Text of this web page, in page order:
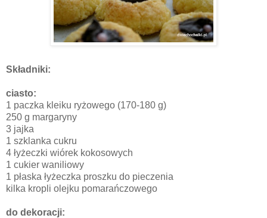
Składniki:
ciasto:
1 paczka kleiku ryżowego (170-180 g)
250 g margaryny
3 jajka
1 szklanka cukru
4 łyżeczki wiórek kokosowych
1 cukier waniliowy
1 płaska łyżeczka proszku do pieczenia
kilka kropli olejku pomarańczowego
do dekoracji: